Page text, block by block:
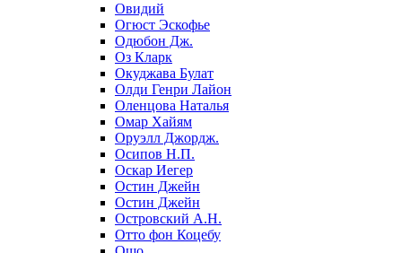
Овидий
Огюст Эскофье
Одюбон Дж.
Оз Кларк
Окуджава Булат
Олди Генри Лайон
Оленцова Наталья
Омар Хайям
Оруэлл Джордж.
Осипов Н.П.
Оскар Иегер
Остин Джейн
Остин Джейн
Островский А.Н.
Отто фон Коцебу